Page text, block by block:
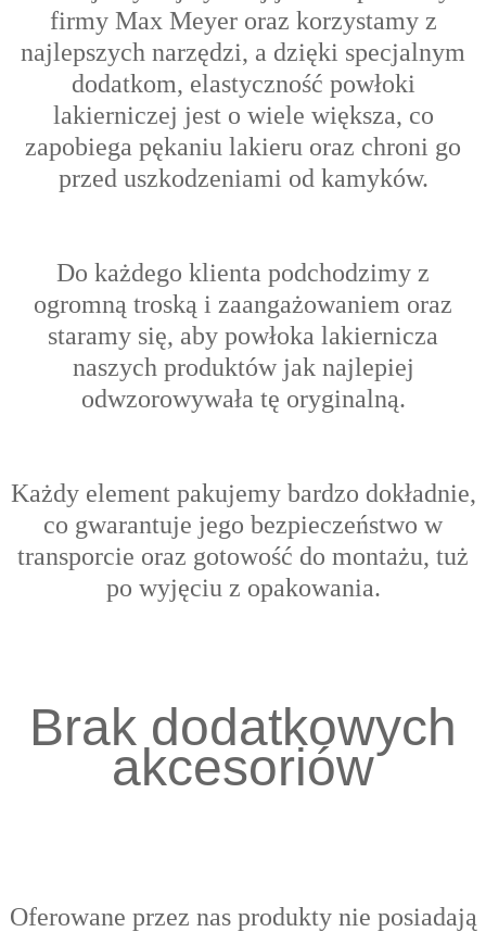
firmy Max Meyer oraz korzystamy z
najlepszych narzędzi, a dzięki specjalnym
dodatkom, elastyczność powłoki
lakierniczej jest o wiele większa, co
zapobiega pękaniu lakieru oraz chroni go
przed uszkodzeniami od kamyków.
Do każdego klienta podchodzimy z
ogromną troską i zaangażowaniem oraz
staramy się, aby powłoka lakiernicza
naszych produktów jak najlepiej
odwzorowywała tę oryginalną.
Każdy element pakujemy bardzo dokładnie,
co gwarantuje jego bezpieczeństwo w
transporcie oraz gotowość do montażu, tuż
po wyjęciu z opakowania.
Brak dodatkowych
akcesoriów
Oferowane przez nas produkty nie posiadają